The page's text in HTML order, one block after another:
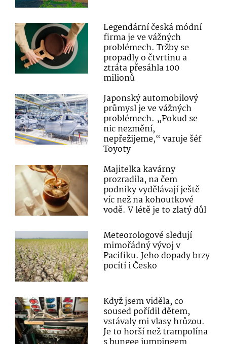
Legendární česká módní
firma je ve vážných
problémech. Tržby se
propadly o čtvrtinu a
ztráta přesáhla 100
milionů
Japonský automobilový
průmysl je ve vážných
problémech. „Pokud se
nic nezmění,
nepřežijeme,“ varuje šéf
Toyoty
Majitelka kavárny
prozradila, na čem
podniky vydělávají ještě
víc než na kohoutkové
vodě. V létě je to zlatý důl
Meteorologové sledují
mimořádný vývoj v
Pacifiku. Jeho dopady brzy
pocítí i Česko
Když jsem viděla, co
soused pořídil dětem,
vstávaly mi vlasy hrůzou.
Je to horší než trampolína